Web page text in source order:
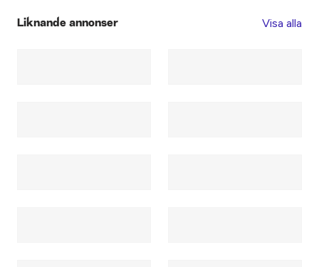
Liknande annonser Visa alla